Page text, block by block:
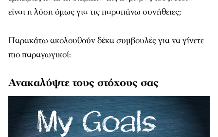
είναι η λύση όμως για τις παραπάνω συνήθειες;
Παρακάτω ακολουθούν δέκα συμβουλές για να γίνετε
πιο παραγωγικοί:
Ανακαλύψτε τους στόχους σας